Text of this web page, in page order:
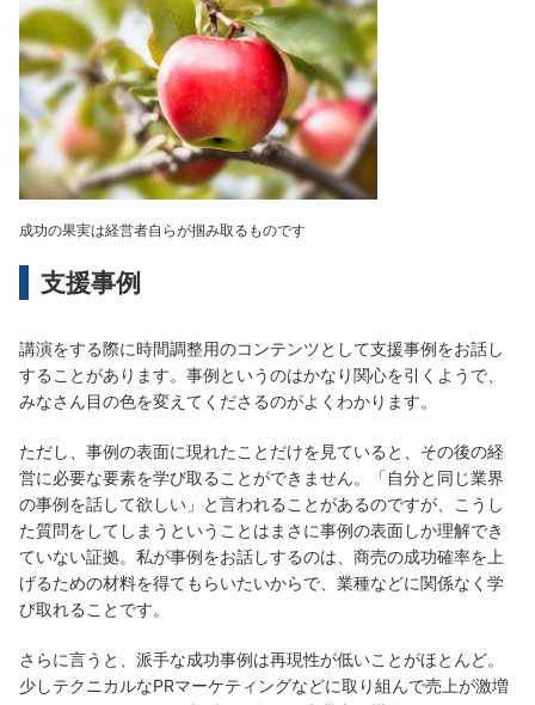
成功の果実は経営者自らが掴み取るものです
支援事例
講演をする際に時間調整用のコンテンツとして支援事例をお話し
することがあります。事例というのはかなり関心を引くようで、
みなさん目の色を変えてくださるのがよくわかります。
ただし、事例の表面に現れたことだけを見ていると、その後の経
営に必要な要素を学び取ることができません。「自分と同じ業界
の事例を話して欲しい」と言われることがあるのですが、こうし
た質問をしてしまうということはまさに事例の表面しか理解でき
ていない証拠。私が事例をお話しするのは、商売の成功確率を上
げるための材料を得てもらいたいからで、業種などに関係なく学
び取れることです。
さらに言うと、派手な成功事例は再現性が低いことがほとんど。
少しテクニカルなPRマーケティングなどに取り組んで売上が激増